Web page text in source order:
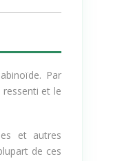
Par
ressenti et le
et autres
de ces